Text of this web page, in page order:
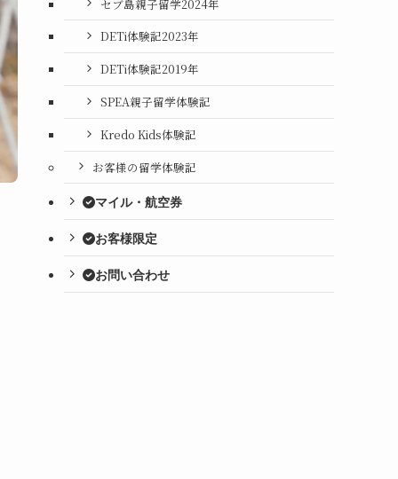
セブ島親子留学2024年
DETi体験記2023年
DETi体験記2019年
SPEA親子留学体験記
Kredo Kids体験記
お客様の留学体験記
マイル・航空券
お客様限定
お問い合わせ